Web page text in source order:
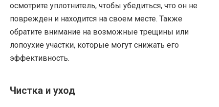
осмотрите уплотнитель, чтобы убедиться, что он не
поврежден и находится на своем месте. Также
обратите внимание на возможные трещины или
лопоухие участки, которые могут снижать его
эффективность.
Чистка и уход